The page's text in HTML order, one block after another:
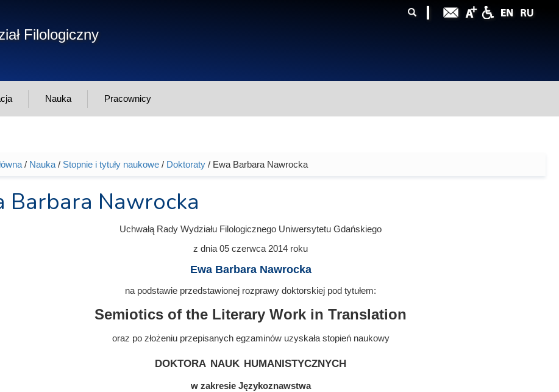
Filologiczny
Nauka Pracownicy
tutaj
/ Nauka/ Stopnie i tytuły naukowe/ Doktoraty/ Ewa Barbara Nawrocka
Barbara Nawrocka
Uchwałą Rady Wydziału Filologicznego Uniwersytetu Gdańskiego
z dnia 05 czerwca 2014 roku
Ewa Barbara Nawrocka
na podstawie przedstawionej rozprawy doktorskiej pod tytułem:
Semiotics of the Literary Work in Translation
oraz po złożeniu przepisanych egzaminów uzyskała stopień naukowy
doktora nauk humanistycznych
w zakresie Językoznawstwa